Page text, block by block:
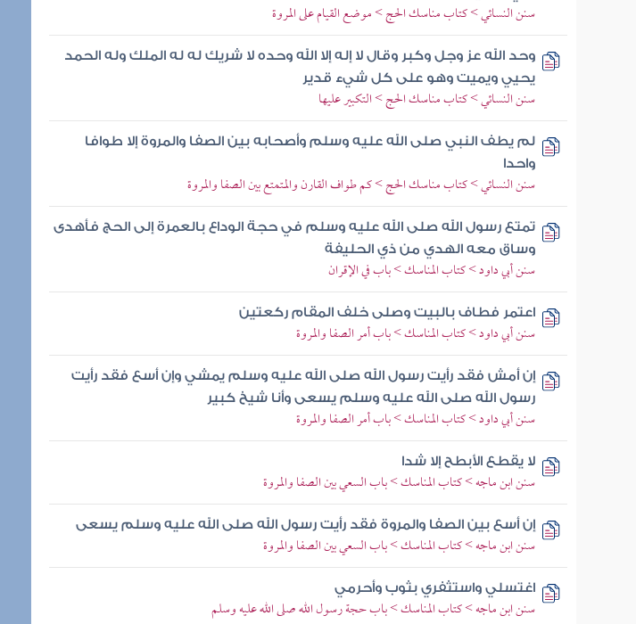
سنن النسائي > كتاب مناسك الحج > موضع القيام على المروة
وحد الله عز وجل وكبر وقال لا إله إلا الله وحده لا شريك له له الملك وله الحمد
يحيي ويميت وهو على كل شيء قدير
سنن النسائي > كتاب مناسك الحج > التكبير عليها
لم يطف النبي صلى الله عليه وسلم وأصحابه بين الصفا والمروة إلا طوافا
واحدا
سنن النسائي > كتاب مناسك الحج > كم طواف القارن والمتمتع بين الصفا والمروة
تمتع رسول الله صلى الله عليه وسلم في حجة الوداع بالعمرة إلى الحج فأهدى
وساق معه الهدي من ذي الحليفة
سنن أبي داود > كتاب المناسك > باب في الإقران
اعتمر فطاف بالبيت وصلى خلف المقام ركعتين
سنن أبي داود > كتاب المناسك > باب أمر الصفا والمروة
إن أمش فقد رأيت رسول الله صلى الله عليه وسلم يمشي وإن أسع فقد رأيت
رسول الله صلى الله عليه وسلم يسعى وأنا شيخ كبير
سنن أبي داود > كتاب المناسك > باب أمر الصفا والمروة
لا يقطع الأبطح إلا شدا
سنن ابن ماجه > كتاب المناسك > باب السعي بين الصفا والمروة
إن أسع بين الصفا والمروة فقد رأيت رسول الله صلى الله عليه وسلم يسعى
سنن ابن ماجه > كتاب المناسك > باب السعي بين الصفا والمروة
اغتسلي واستثفري بثوب وأحرمي
سنن ابن ماجه > كتاب المناسك > باب حجة رسول الله صلى الله عليه وسلم